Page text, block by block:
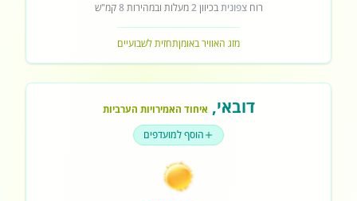
רוחצפוניתבכיוון2מעלות ובמהירות8קמ"ש
מזג האוויר באומןתחזית לשבועיים
דובאי, איחוד האמירויות הערביות
הוסף למועדפים